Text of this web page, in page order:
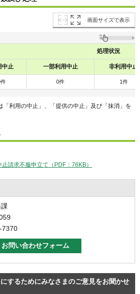
画面サイズで表示
処理状況
中止 一部利用中止 非利用中止
0件 1件
「利用の中止」、「提供の中止」及び「抹消」を
請求不服申立て（PDF：76KB）
7370
するためにみなさまのご意見をお聞かせ